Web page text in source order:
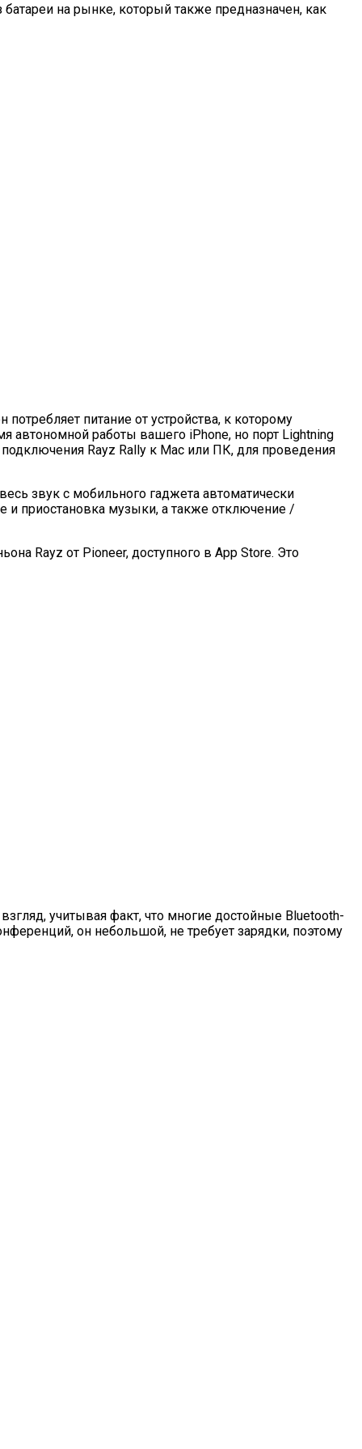
на рынке, который также предназначен, как
питание от устройства, к которому
автономной работы вашего iPhone, но порт Lightning
Rayz Rally к Mac или ПК, для проведения
звук с мобильного гаджета автоматически
и приостановка музыки, а также отключение /
Rayz от Pioneer, доступного в App Store. Это
учитывая факт, что многие достойные Bluetooth-
он небольшой, не требует зарядки, поэтому